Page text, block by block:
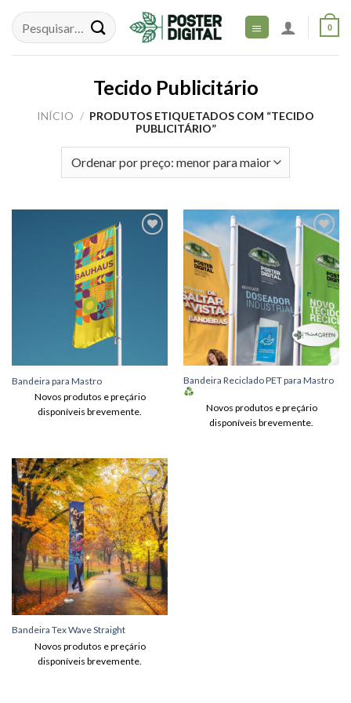
content
0
Tecido Publicitário
INÍCIO / PRODUTOS ETIQUETADOS COM “TECIDO
PUBLICITÁRIO”
Bandeira para Mastro
Novos produtos e preçário
disponíveis brevemente.
aos meus
desejos
Bandeira Reciclado PET para Mastro
Novos produtos e preçário
disponíveis brevemente.
Adicionar
aos meus
desejos
Bandeira Tex Wave Straight
Novos produtos e preçário
disponíveis brevemente.